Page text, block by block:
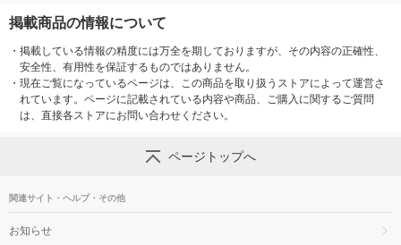
掲載商品の情報について
・ 掲載している情報の精度には万全を期しておりますが、その内容の正確性、
安全性、有用性を保証するものではありません。
・ 現在ご覧になっているページは、この商品を取り扱うストアによって運営さ
れています。ページに記載されている内容や商品、ご購入に関するご質問
は、直接各ストアにお問い合わせください。
ページトップへ
関連サイト・ヘルプ・その他
お知らせ